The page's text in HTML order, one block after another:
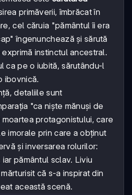
primăverii, îmbrăcat în
cel căruia "pământul îi era
îngenunchează și sărută
instinctul ancestral.
ca pe o iubită, sărutându-l
ibovnică.
detaliile sunt
"ca niște mănuși de
protagonistului, care
imorale prin care a obținut
și inversarea rolurilor:
pământul sclav. Liviu
că s-a inspirat din
această scenă.